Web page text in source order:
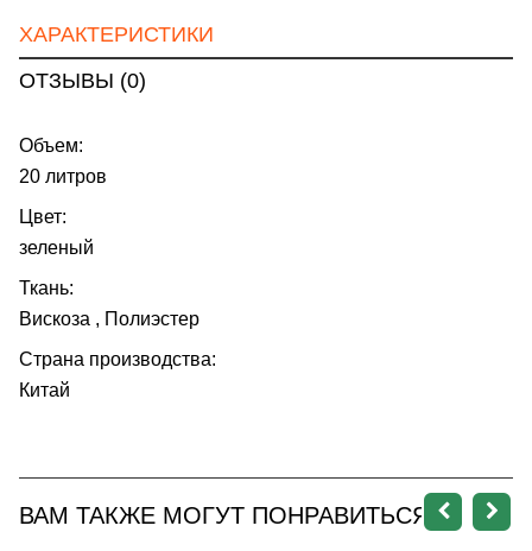
ХАРАКТЕРИСТИКИ
ОТЗЫВЫ (0)
Объем:
20 литров
Цвет:
зеленый
Ткань:
Вискоза , Полиэстер
Страна производства:
Китай
ВАМ ТАКЖЕ МОГУТ ПОНРАВИТЬСЯ